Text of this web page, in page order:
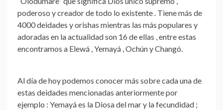
poderoso y creador de todo lo existente . Tiene más de
4000 deidades y orishas mientras las más populares y
adoradas en la actualidad son 16 de ellas , entre estas
encontramos a Elewá , Yemayá , Ochún y Changó.
Al día de hoy podemos conocer más sobre cada una de
estas deidades mencionadas anteriormente por
ejemplo : Yemayá es la Diosa del mar y la fecundidad ;